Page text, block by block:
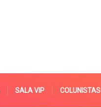
SALA VIP COLUNISTAS